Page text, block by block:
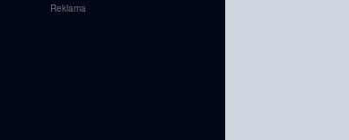
Reklama